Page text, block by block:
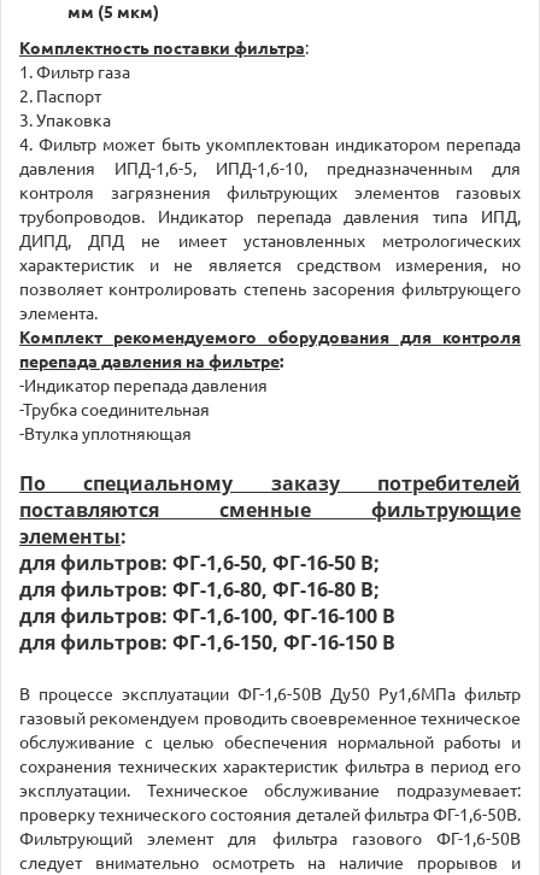
мм (5 мкм)
Комплектность поставки фильтра:
1. Фильтр газа
2. Паспорт
3. Упаковка
4. Фильтр может быть укомплектован индикатором перепада
давления ИПД-1,6-5, ИПД-1,6-10, предназначенным для
контроля загрязнения фильтрующих элементов газовых
трубопроводов. Индикатор перепада давления типа ИПД,
ДИПД, ДПД не имеет установленных метрологических
характеристик и не является средством измерения, но
позволяет контролировать степень засорения фильтрующего
элемента.
Комплект рекомендуемого оборудования для контроля
перепада давления на фильтре:
-Индикатор перепада давления
-Трубка соединительная
-Втулка уплотняющая
По специальному заказу потребителей
поставляются сменные фильтрующие
элементы:
для фильтров: ФГ-1,6-50, ФГ-16-50 В;
для фильтров: ФГ-1,6-80, ФГ-16-80 В;
для фильтров: ФГ-1,6-100, ФГ-16-100 В
для фильтров: ФГ-1,6-150, ФГ-16-150 В
В процессе эксплуатации ФГ-1,6-50В Ду50 Ру1,6МПа фильтр
газовый рекомендуем проводить своевременное техническое
обслуживание с целью обеспечения нормальной работы и
сохранения технических характеристик фильтра в период его
эксплуатации. Техническое обслуживание подразумевает:
проверку технического состояния деталей фильтра ФГ-1,6-50В.
Фильтрующий элемент для фильтра газового ФГ-1,6-50В
следует внимательно осмотреть на наличие прорывов и